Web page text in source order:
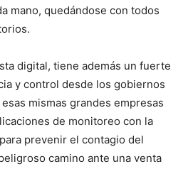
mano, quedándose con todos
digital, tiene además un fuerte
y control desde los gobiernos
mismas grandes empresas
de monitoreo con la
prevenir el contagio del
camino ante una venta